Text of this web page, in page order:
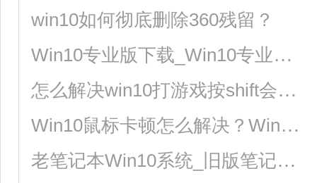
win10如何彻底删除360残留？
Win10专业版下载_Win10专业版极速安装系统64位
怎么解决win10打游戏按shift会切换输入法？
Win10鼠标卡顿怎么解决？Win10鼠标拖动窗口有延迟解决方法
老笔记本Win10系统_旧版笔记本Win10精简版系统